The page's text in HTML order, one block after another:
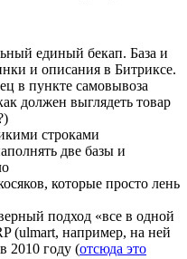
единый бекап. База и
и описания в Битриксе.
в пункте самовывоза
должен выглядеть товар
строками
две базы и
которые просто лень
подход «все в одной
(ulmart, например, на ней
2010 году (отсюда это